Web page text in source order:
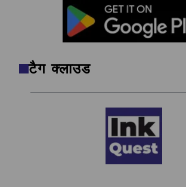
टैग क्लाउड